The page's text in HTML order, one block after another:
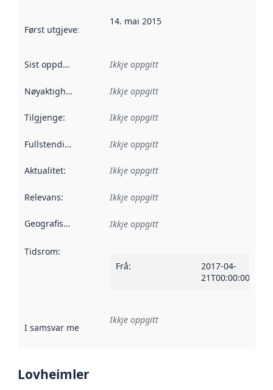
Først utgjeve:
14. mai 2015
Sist oppdatert Ikkje oppgitt
Nøyaktigheit Ikkje oppgitt
Tilgjenge: Ikkje oppgitt
Fullstendigheit Ikkje oppgitt
Aktualitet: Ikkje oppgitt
Relevans: Ikkje oppgitt
Geografisk område Ikkje oppgitt
Tidsrom:
Frå:
2017-04-
21T00:00:00Z
I samsvar med Referanse til ei implementeringsregel eller
Ikkje oppgitt
Lovheimler